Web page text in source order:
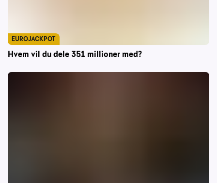
Hvem vil du dele 351 millioner med?
EUROJACKPOT